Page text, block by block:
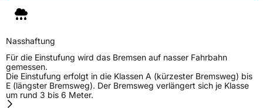
Nasshaftung
Für die Einstufung wird das Bremsen auf nasser Fahrbahn
gemessen.
Die Einstufung erfolgt in die Klassen A (kürzester Bremsweg) bis
E (längster Bremsweg). Der Bremsweg verlängert sich je Klasse
um rund 3 bis 6 Meter.